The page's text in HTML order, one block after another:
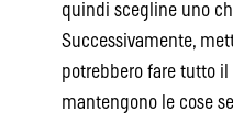
quindi scegline uno
Successivamente,
potrebbero fare tutto
mantengono le cose